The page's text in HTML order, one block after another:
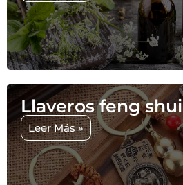
Llaveros feng shui
Leer Más »